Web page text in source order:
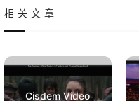
相关文章
Cisdem Video